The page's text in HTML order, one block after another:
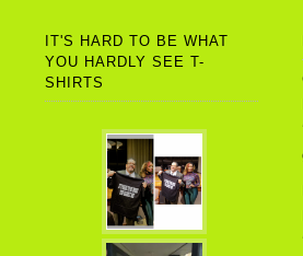
IT'S HARD TO BE WHAT
YOU HARDLY SEE T-
SHIRTS